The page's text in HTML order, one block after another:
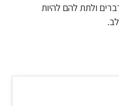
ולתת להם להיות